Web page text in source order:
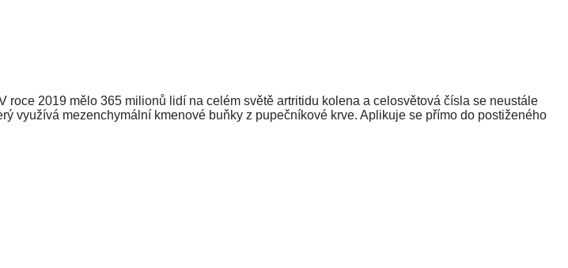
2019 mělo 365 milionů lidí na celém světě artritidu kolena a celosvětová čísla se neustále
využívá mezenchymální kmenové buňky z pupečníkové krve. Aplikuje se přímo do postiženého